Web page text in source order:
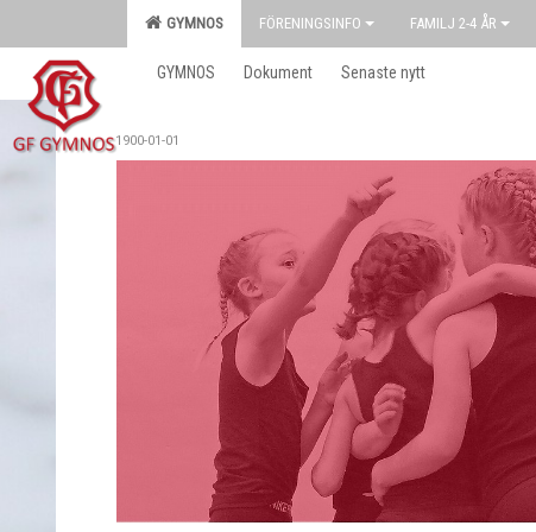
GYMNOS FÖRENINGSINFO FAMILJ 2-4 ÅR
GYMNOS Dokument Senaste nytt
1900-01-01